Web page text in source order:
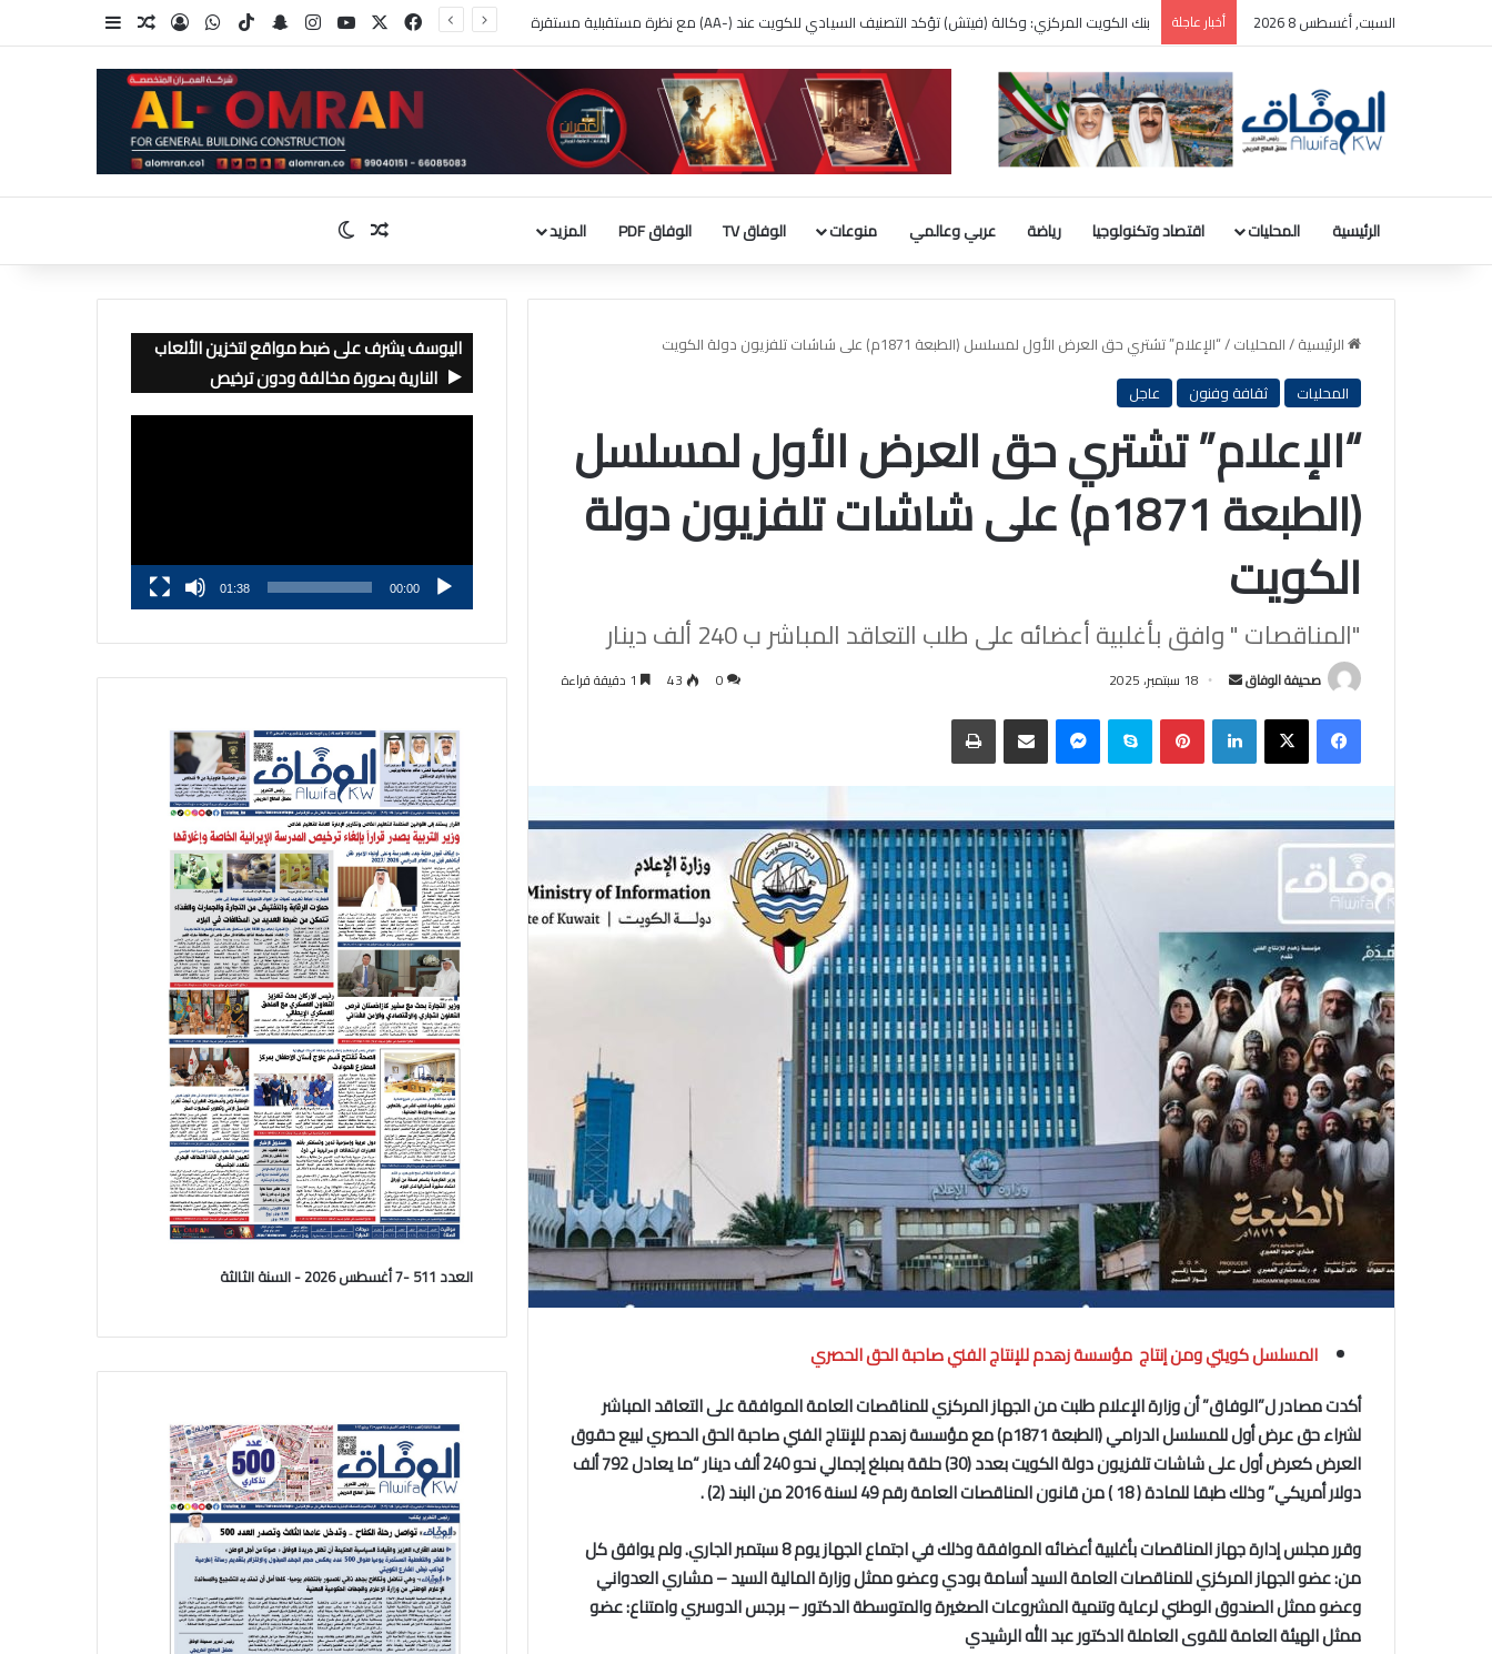
السبت, أغسطس 8 2026 أخبار عاجلة ترامب: سأطعن على حكم وقف بناء قاعة الاحتفالات بالبيت الأبيض فيسبوك ‫YouTubeانستقرامسناب تشات
‫TikTokواتسابتسجيل الدخول
مقال عشوائي
إضافة عمود
الرئيسية المحليات اقتصاد وتكنولوجيا رياضة عربي وعالمي منوعات الوفاق TV الوفاق PDF المزيد مقال عشوائي
الوضع المظلم
الرئيسية/المحليات/“الإعلام” تشتري حق العرض الأول لمسلسل (الطبعة 1871م) على شاشات تلفزيون دولة الكويت
المحليات
ثقافة وفنون عاجل
“الإعلام” تشتري حق العرض الأول لمسلسل
(الطبعة 1871م) على شاشات تلفزيون دولة
الكويت
"المناقصات " وافق بأغلبية أعضائه على طلب التعاقد المباشر ب 240 ألف دينار
صحيفة الوفاق
أرسل
إلكترونيا
18 سبتمبر، 2025 0
43
فيسبوك‫X لينكدإن بينتيريستسكايب ماسنجر مشاركة عبر البريد الطباعة
المسلسل كويتي ومن إنتاج مؤسسة زهدم للإنتاج الفني صاحبة الحق الحصري
أكدت مصادر ل”الوفاق” أن وزارة الإعلام طلبت من الجهاز المركزي للمناقصات العامة الموافقة على التعاقد المباشر
لشراء حق عرض أول للمسلسل الدرامي (الطبعة 1871م) مع مؤسسة زهدم للإنتاج الفني صاحبة الحق الحصري لبيع حقوق
العرض كعرض أول على شاشات تلفزيون دولة الكويت بعدد (30) حلقة بمبلغ إجمالي نحو 240 ألف دينار “ما يعادل 792 ألف
دولار أمريكي” وذلك طبقا للمادة ( 18 ) من قانون المناقصات العامة رقم 49 لسنة 2016 من البند (2) .
وقرر مجلس إدارة جهاز المناقصات بأغلبية أعضائه الموافقة وذلك في اجتماع الجهاز يوم 8 سبتمبر الجاري. ولم يوافق كل
من: عضو الجهاز المركزي للمناقصات العامة السيد أسامة بودي وعضو ممثل وزارة المالية السيد – مشاري العدواني
وعضو ممثل الصندوق الوطني لرعاية وتنمية المشروعات الصغيرة والمتوسطة الدكتور – برجس الدوسري وامتناع: عضو
ممثل الهيئة العامة للقوى العاملة الدكتور عبد الله الرشيدي
اليوسف يشرف على ضبط مواقع لتخزين الألعاب
النارية بصورة مخالفة ودون ترخيص
00:00
01:38
العدد 511 -7 أغسطس 2026 - السنة الثالثة